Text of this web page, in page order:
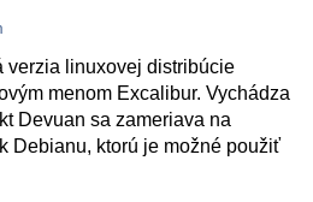
verzia linuxovej distribúcie
menom Excalibur. Vychádza
Devuan sa zameriava na
Debianu, ktorú je možné použiť